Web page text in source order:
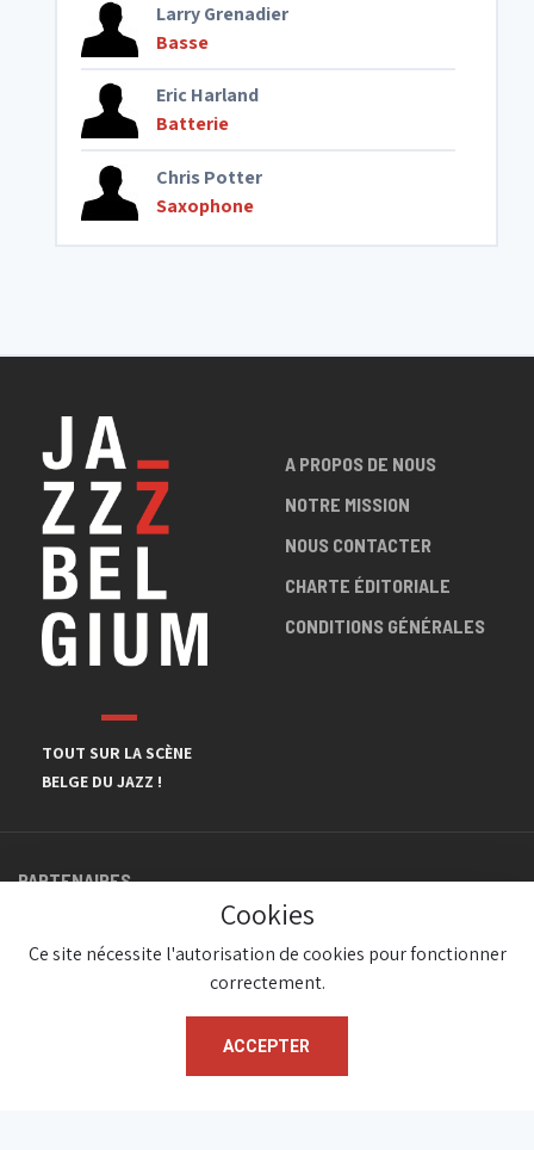
Larry Grenadier
Basse
Eric Harland
Batterie
Chris Potter
Saxophone
TOUT SUR LA SCÈNE
BELGE DU JAZZ !
A PROPOS DE NOUS
NOTRE MISSION
NOUS CONTACTER
CHARTE ÉDITORIALE
CONDITIONS GÉNÉRALES
PARTENAIRES
© JazzInBelgium 2026 ( Version 1.1.2)
Cookies
Ce site nécessite l'autorisation de cookies pour fonctionner
correctement.
ACCEPTER